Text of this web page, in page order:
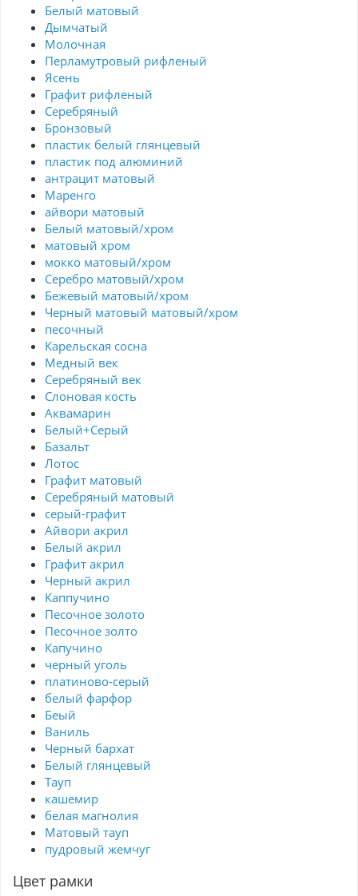
Белый матовый
Дымчатый
Молочная
Перламутровый рифленый
Ясень
Графит рифленый
Серебряный
Бронзовый
пластик белый глянцевый
пластик под алюминий
антрацит матовый
Маренго
айвори матовый
Белый матовый/хром
матовый хром
мокко матовый/хром
Серебро матовый/хром
Бежевый матовый/хром
Черный матовый матовый/хром
песочный
Карельская сосна
Медный век
Серебряный век
Cлоновая кость
Аквамарин
Белый+Серый
Базальт
Лотос
Графит матовый
Серебряный матовый
серый-графит
Айвори акрил
Белый акрил
Графит акрил
Черный акрил
Каппучино
Песочное золото
Песочное золто
Капучино
черный уголь
платиново-серый
белый фарфор
Беый
Ваниль
Черный бархат
Белый глянцевый
Тауп
кашемир
белая магнолия
Матовый тауп
пудровый жемчуг
Цвет рамки